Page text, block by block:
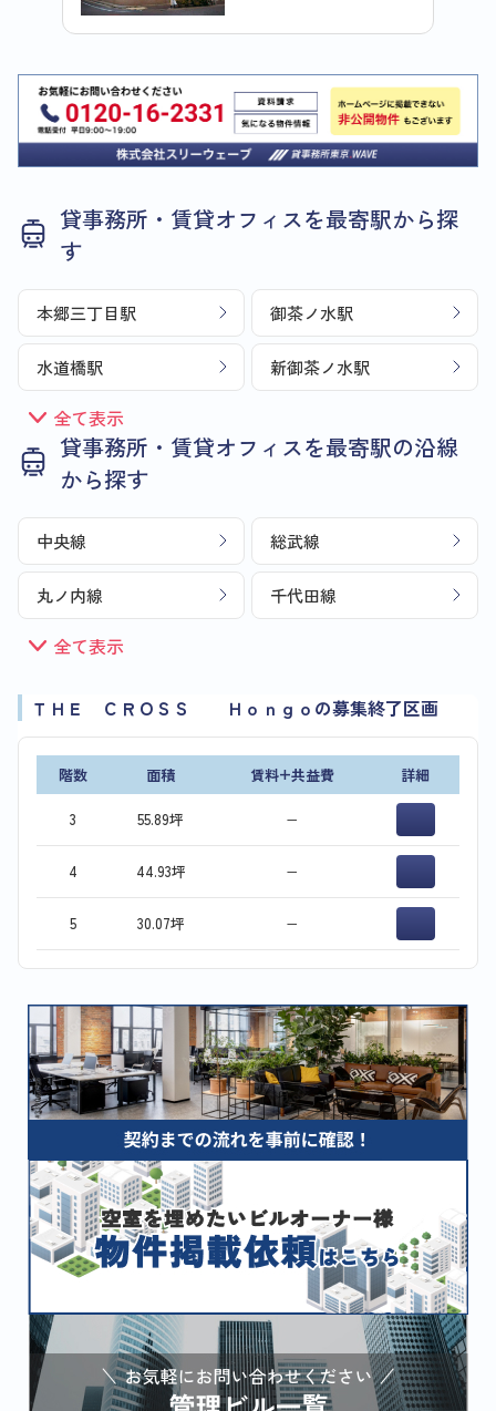
貸事務所・賃貸オフィスを最寄駅から探
す
本郷三丁目駅 御茶ノ水駅
水道橋駅 新御茶ノ水駅
全て表示
貸事務所・賃貸オフィスを最寄駅の沿線
から探す
中央線 総武線
丸ノ内線 千代田線
全て表示
ＴＨＥ ＣＲＯＳＳ Ｈｏｎｇｏの募集終了区画
階数 面積 賃料+共益費 詳細
3 55.89坪 −
4 44.93坪 −
5 30.07坪 −